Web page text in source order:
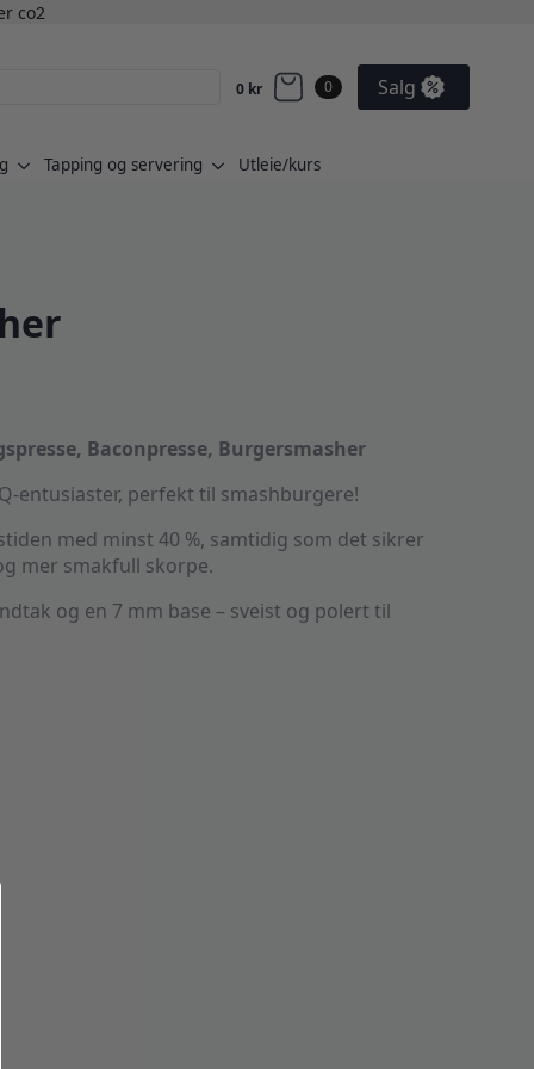
co2
0 kr 0 Salg
Tapping og servering Utleie/kurs
Baconpresse, Burgersmasher
entusiaster, perfekt til smashburgere!
med minst 40 %, samtidig som det sikrer
mer smakfull skorpe.
og en 7 mm base – sveist og polert til